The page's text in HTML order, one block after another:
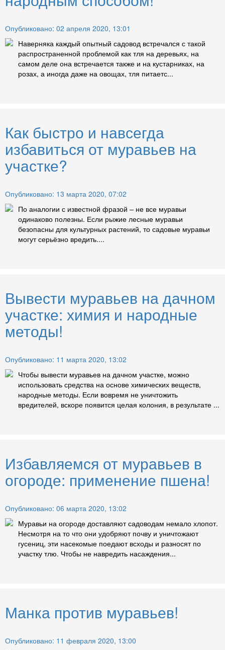
Опубликовано: 02 апреля 2020, 13:01
Наверняка каждый опытный садовод встречался с такой
распространенной проблемой как тля на деревьях, на
самом деле она встречается также и на кустарниках, на
розах, а иногда даже на овощах, тля питаетс...
Как быстро и навсегда
избавиться от муравьев на
участке?
Опубликовано: 13 марта 2020, 07:02
По аналогии с известной фразой – не все муравьи
одинаково полезны. Если рыжие лесные муравьи
безопасны для культурных растений, то садовые муравьи
могут серьёзно вредить....
Вывести муравьев на дачном
участке: химия и народные
методы!
Опубликовано: 11 марта 2020, 13:02
Чтобы вывести муравьев на дачном участке, можно
использовать средства на основе химических веществ,
народные методы. Если вовремя не уничтожить
вредителей, вскоре появится целая колония, в результате ...
Избавляемся от муравьев в
огороде: применение пшена!
Опубликовано: 06 марта 2020, 13:02
Муравьи на огороде доставляют садоводам немало хлопот.
Несмотря на то что они удобряют почву и уничтожают
гусениц, эти насекомые поедают всходы и разносят по
участку тлю. Чтобы не навредить насаждения...
Манка против муравьев!
Опубликовано: 11 февраля 2020, 13:00